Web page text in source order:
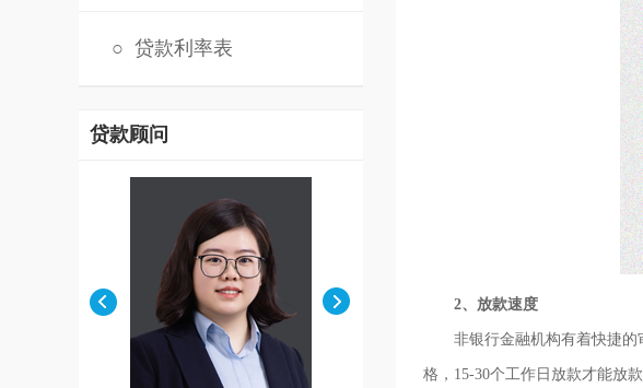
○ 贷款利率表
贷款顾问
2、放款速度
非银行金融机构有着快捷的审
格，15-30个工作日放款才能放款